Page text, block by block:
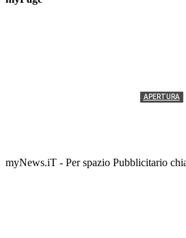
APERTURA
myNews.iT - Per spazio Pubblicitario